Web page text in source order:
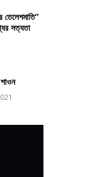
সত্যতা